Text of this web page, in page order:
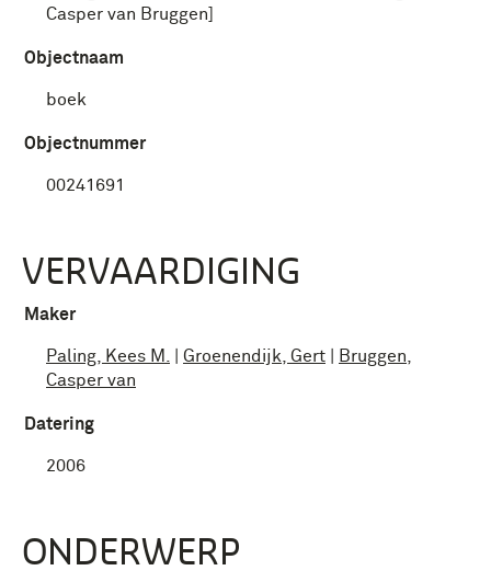
Casper van Bruggen]
Objectnaam
boek
Objectnummer
00241691
VERVAARDIGING
Maker
Paling, Kees M. Groenendijk, Gert
Bruggen,
Casper van
Datering
2006
ONDERWERP